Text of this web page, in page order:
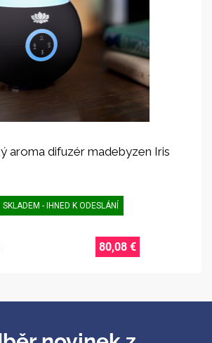
aroma difuzér madebyzen Iris
SKLADEM - IHNED K ODESLÁNÍ
80,08 €